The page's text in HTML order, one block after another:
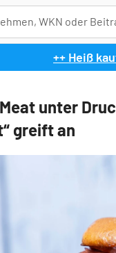
++ Heiß
unter
greift an